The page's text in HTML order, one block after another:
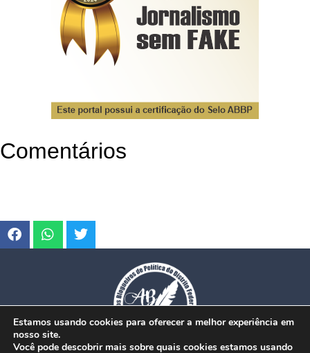
Comentários
Estamos usando cookies para oferecer a melhor experiência em
nosso site.
Você pode descobrir mais sobre quais cookies estamos usando